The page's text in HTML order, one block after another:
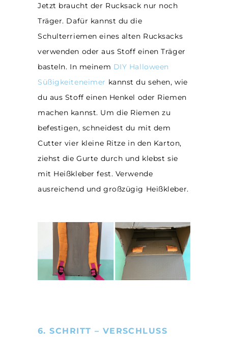
Jetzt braucht der Rucksack nur noch
Träger. Dafür kannst du die
Schulterriemen eines alten Rucksacks
verwenden oder aus Stoff einen Träger
basteln. In meinem DIY Halloween
Süßigkeiteneimer kannst du sehen, wie
du aus Stoff einen Henkel oder Riemen
machen kannst. Um die Riemen zu
befestigen, schneidest du mit dem
Cutter vier kleine Ritze in den Karton,
ziehst die Gurte durch und klebst sie
mit Heißkleber fest. Verwende
ausreichend und großzügig Heißkleber.
6. SCHRITT – VERSCHLUSS